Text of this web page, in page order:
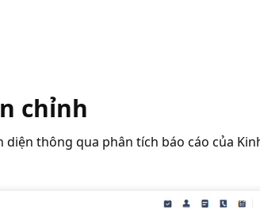
chỉnh
thông qua phân tích báo cáo của